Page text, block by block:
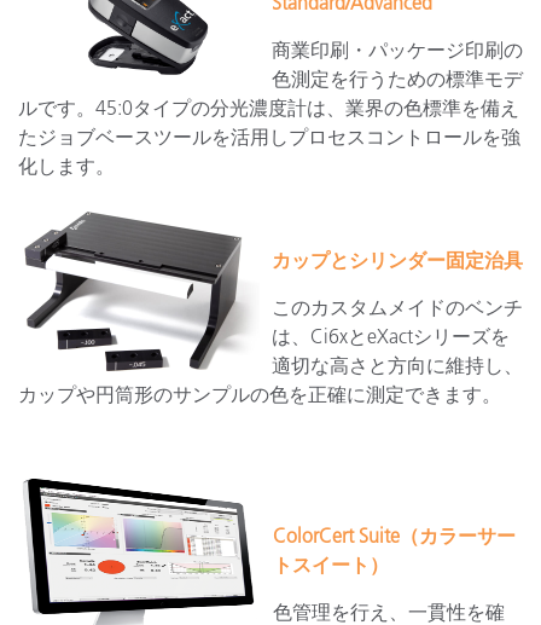
商業印刷・パッケージ印刷の
色測定を行うための標準モデ
ルです。45:0タイプの分光濃度計は、業界の色標準を備え
たジョブベースツールを活用しプロセスコントロールを強
化します。
カップとシリンダー固定治具
このカスタムメイドのベンチ
は、Ci6xとeXactシリーズを
適切な高さと方向に維持し、
カップや円筒形のサンプルの色を正確に測定できます。
ColorCert Suite（カラーサー
トスイート）
色管理を行え、一貫性を確